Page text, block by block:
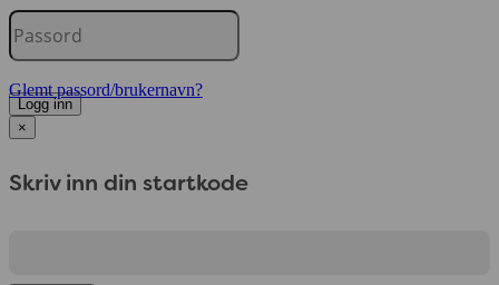
Glemt passord/brukernavn?
Logg inn
×
Skriv inn din startkode